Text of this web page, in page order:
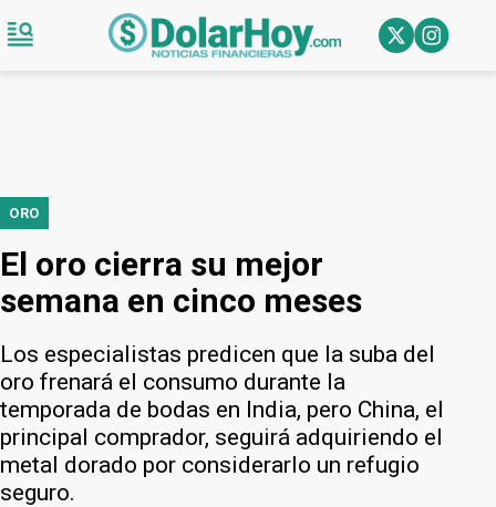
ORO
El oro cierra su mejor
semana en cinco meses
Los especialistas predicen que la suba del
oro frenará el consumo durante la
temporada de bodas en India, pero China, el
principal comprador, seguirá adquiriendo el
metal dorado por considerarlo un refugio
seguro.